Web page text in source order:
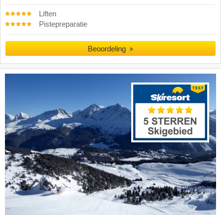
Liften
Pistepreparatie
Beoordeling